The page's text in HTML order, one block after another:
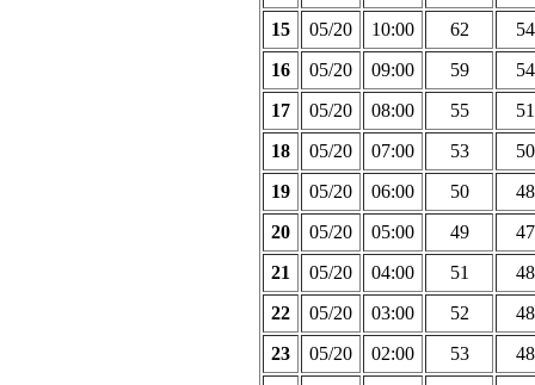
15
05/20 10:00 62
54
16
05/20 09:00 59
54
17
05/20 08:00 55
51
18
05/20 07:00 53
50
19
05/20 06:00 50
48
20
05/20 05:00 49
47
21
05/20 04:00 51
48
22
05/20 03:00 52
48
23
05/20 02:00 53
48